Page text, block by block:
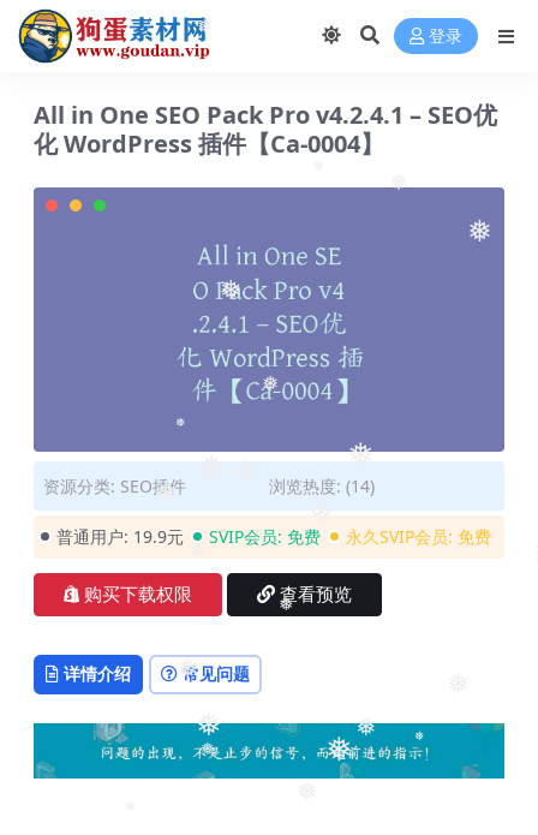
❅
❅
❅
❅
❅ ❅
❅
❅
❅ ❅
❅
❅
❅
❅
❅
❅ 登录
All in One SEO Pack Pro v4.2.4.1 – SEO优
化 WordPress 插件【Ca-0004】
资源分类: SEO插件 浏览热度: (14)
普通用户: 19.9元 SVIP会员: 免费 永久SVIP会员: 免费
购买下载权限 查看预览
详情介绍 常见问题